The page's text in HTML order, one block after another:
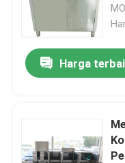
Harga